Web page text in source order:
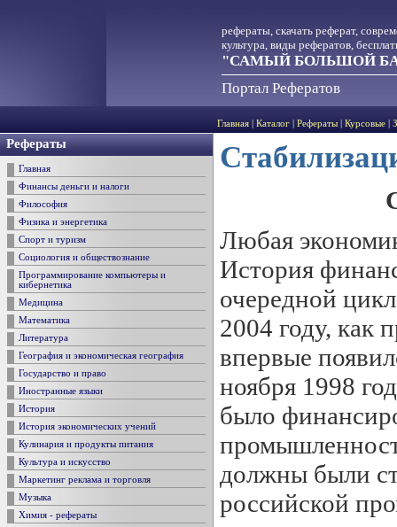
рефераты, скачать реферат,
культура, виды рефератов,
"САМЫЙ БОЛЬШОЙ
Портал Рефератов
Главная Каталог Рефераты Курсовые
Рефераты
Главная
Финансы деньги и налоги
Философия
Физика и энергетика
Спорт и туризм
Социология и обществознание
Программирование компьютеры и
кибернетика
Медицина
Математика
Литература
География и экономическая география
Государство и право
Иностранные языки
История
История экономических учений
Кулинария и продукты питания
Культура и искусство
Маркетинг реклама и торговля
Музыка
Химия - рефераты
Любая
История
очередной
2004 году, как
впервые
ноября 1998
было
должны были
российской